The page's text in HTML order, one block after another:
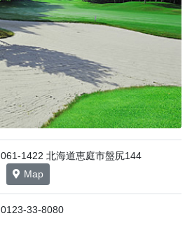
061-1422 北海道恵庭市盤尻144
Map
0123-33-8080